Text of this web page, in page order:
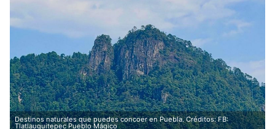
Destinos naturales que puedes concoer en Puebla. Créditos: FB:
Tlatlauquitepec Pueblo Mágico